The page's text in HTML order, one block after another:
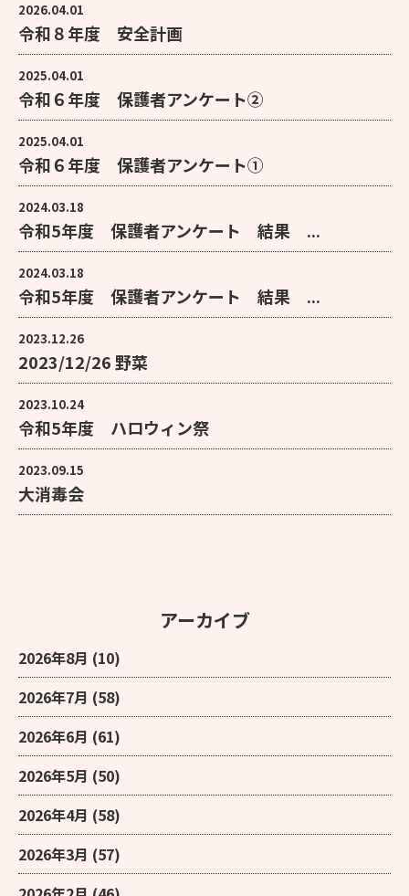
2026.04.01
令和８年度 安全計画
2025.04.01
令和６年度 保護者アンケート②
2025.04.01
令和６年度 保護者アンケート①
2024.03.18
令和5年度 保護者アンケート 結果 ...
2024.03.18
令和5年度 保護者アンケート 結果 ...
2023.12.26
2023/12/26 野菜
2023.10.24
令和5年度 ハロウィン祭
2023.09.15
大消毒会
アーカイブ
2026年8月 (10)
2026年7月 (58)
2026年6月 (61)
2026年5月 (50)
2026年4月 (58)
2026年3月 (57)